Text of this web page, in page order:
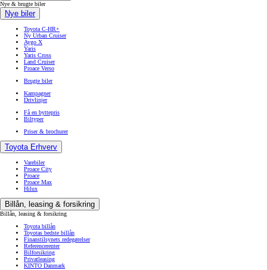
Nye & brugte biler
Nye biler
Toyota C-HR+
Ny Urban Cruiser
Aygo X
Yaris
Yaris Cross
Land Cruiser
Proace Verso
Brugte biler
Kampagner
Drivlinjer
Få en byttepris
Biltyper
Priser & brochurer
Toyota Erhverv
Varebiler
Proace City
Proace
Proace Max
Hilux
Billån, leasing & forsikring
Billån, leasing & forsikring
Toyota billån
Toyotas bedste billån
Finanstilsynets redegørelser
Referencerenter
Bilforsikring
Privatleasing
KINTO Danmark